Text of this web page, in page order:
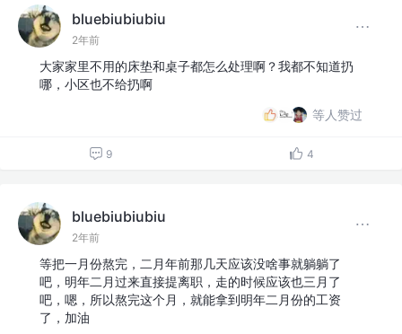
bluebiubiubiu
2年前
大家家里不用的床垫和桌子都怎么处理啊？我都不知道扔
哪，小区也不给扔啊
等人赞过
9 4
bluebiubiubiu
2年前
等把一月份熬完，二月年前那几天应该没啥事就躺躺了
吧，明年二月过来直接提离职，走的时候应该也三月了
吧，嗯，所以熬完这个月，就能拿到明年二月份的工资
了，加油